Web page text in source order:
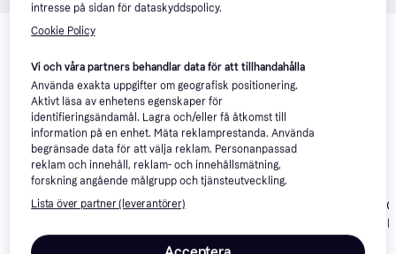
Relaterade produkter
intressera dig. Visa alla
Trendande
Classic Rope 70m
Mammut 9.5
Classic Rope
70m
intresse på sidan för dataskyddspolicy.
Cookie Policy
Vi och våra partners behandlar data för att tillhandahålla
Använda exakta uppgifter om geografisk positionering.
Aktivt läsa av enhetens egenskaper för
identifieringsändamål. Lagra och/eller få åtkomst till
information på en enhet. Mäta reklamprestanda. Använda
begränsade data för att välja reklam. Personanpassad
reklam och innehåll, reklam- och innehållsmätning,
forskning angående målgrupp och tjänsteutveckling.
Lista över partner (leverantörer)